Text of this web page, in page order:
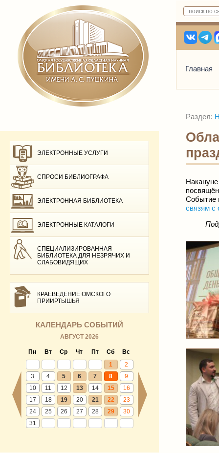
Главная
ЭЛЕКТРОННЫЕ УСЛУГИ
СПРОСИ БИБЛИОГРАФА
ЭЛЕКТРОННАЯ БИБЛИОТЕКА
ЭЛЕКТРОННЫЕ КАТАЛОГИ
СПЕЦИАЛИЗИРОВАННАЯ
БИБЛИОТЕКА ДЛЯ НЕЗРЯЧИХ И
СЛАБОВИДЯЩИХ
КРАЕВЕДЕНИЕ ОМСКОГО
ПРИИРТЫШЬЯ
КАЛЕНДАРЬ СОБЫТИЙ
АВГУСТ 2026
Пн Вт Ср Чт Пт Сб
Вс
1
2
3
4 5 6 7 8
9
10
11 12 13 14 15
16
17
18 19 20 21 22
23
24
25 26 27 28 29
30
31
Раздел:
Событие
связям с